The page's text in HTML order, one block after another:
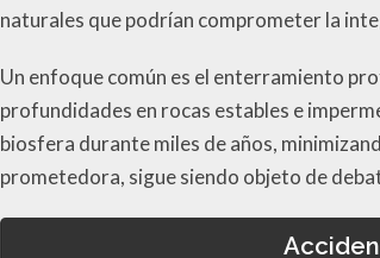
naturales que podrían comprometer la
Un enfoque común es el enterramiento
profundidades en rocas estables e
biosfera durante miles de años,
prometedora, sigue siendo objeto de